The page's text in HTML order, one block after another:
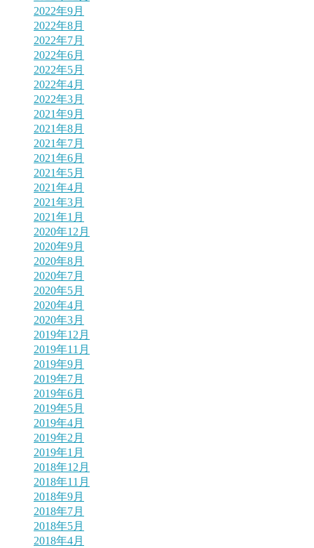
2022年9月
2022年8月
2022年7月
2022年6月
2022年5月
2022年4月
2022年3月
2021年9月
2021年8月
2021年7月
2021年6月
2021年5月
2021年4月
2021年3月
2021年1月
2020年12月
2020年9月
2020年8月
2020年7月
2020年5月
2020年4月
2020年3月
2019年12月
2019年11月
2019年9月
2019年7月
2019年6月
2019年5月
2019年4月
2019年2月
2019年1月
2018年12月
2018年11月
2018年9月
2018年7月
2018年5月
2018年4月